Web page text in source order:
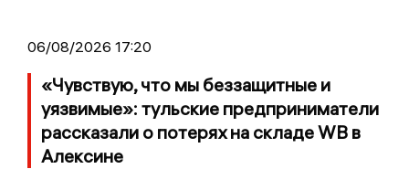
06/08/2026 17:20
«Чувствую, что мы беззащитные и
уязвимые»: тульские предприниматели
рассказали о потерях на складе WB в
Алексине